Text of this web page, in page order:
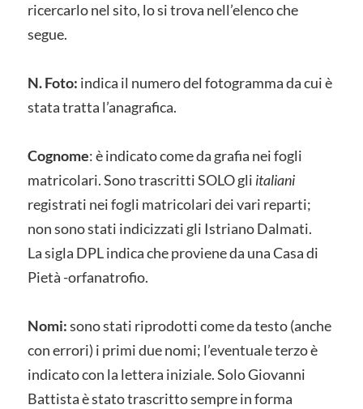
ricercarlo nel sito, lo si trova nell’elenco che
segue.
N. Foto: indica il numero del fotogramma da cui è
stata tratta l’anagrafica.
Cognome: è indicato come da grafia nei fogli
matricolari. Sono trascritti SOLO gli italiani
registrati nei fogli matricolari dei vari reparti;
non sono stati indicizzati gli Istriano Dalmati.
La sigla DPL indica che proviene da una Casa di
Pietà -orfanatrofio.
Nomi:sono stati riprodotti come da testo (anche
con errori) i primi due nomi; l’eventuale terzo è
indicato con la lettera iniziale. Solo Giovanni
Battista è stato trascritto sempre in forma